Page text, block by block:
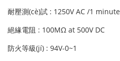
耐壓測(cè)試 : 1250V AC /1 minute
絕緣電阻 : 100MΩ at 500V DC
防火等級(jí) : 94V-0~1